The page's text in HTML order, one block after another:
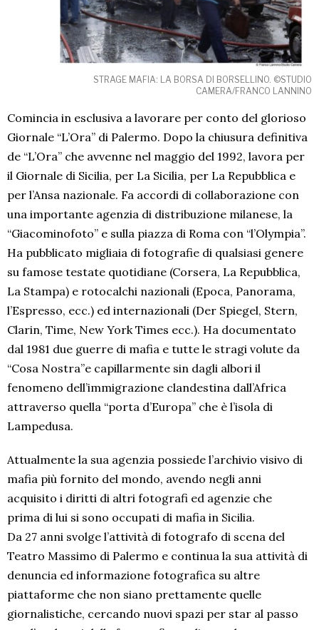
STRAGE MAFIA: LA BORSA DI BORSELLINO. ©STUDIO
CAMERA/FRANCO LANNINO
Comincia in esclusiva a lavorare per conto del glorioso
Giornale “L’Ora” di Palermo. Dopo la chiusura definitiva
de “L’Ora” che avvenne nel maggio del 1992, lavora per
il Giornale di Sicilia, per La Sicilia, per La Repubblica e
per l’Ansa nazionale. Fa accordi di collaborazione con
una importante agenzia di distribuzione milanese, la
“Giacominofoto” e sulla piazza di Roma con “l’Olympia”.
Ha pubblicato migliaia di fotografie di qualsiasi genere
su famose testate quotidiane (Corsera, La Repubblica,
La Stampa) e rotocalchi nazionali (Epoca, Panorama,
l’Espresso, ecc.) ed internazionali (Der Spiegel, Stern,
Clarin, Time, New York Times ecc.). Ha documentato
dal 1981 due guerre di mafia e tutte le stragi volute da
“Cosa Nostra”e capillarmente sin dagli albori il
fenomeno dell’immigrazione clandestina dall’Africa
attraverso quella “porta d’Europa” che è l’isola di
Lampedusa.
Attualmente la sua agenzia possiede l’archivio visivo di
mafia più fornito del mondo, avendo negli anni
acquisito i diritti di altri fotografi ed agenzie che
prima di lui si sono occupati di mafia in Sicilia.
Da 27 anni svolge l’attività di fotografo di scena del
Teatro Massimo di Palermo e continua la sua attività di
denuncia ed informazione fotografica su altre
piattaforme che non siano prettamente quelle
giornalistiche, cercando nuovi spazi per star al passo